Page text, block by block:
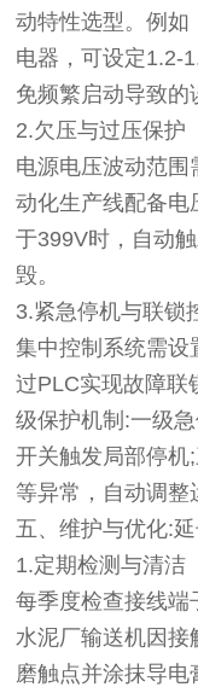
动特性选型。例如
电器，可设定1.2-
免频繁启动导致的
2.欠压与过压保护
电源电压波动范围
动化生产线配备电
于399V时，自动
毁。
3.紧急停机与联锁
集中控制系统需设
过PLC实现故障联
级保护机制:一级
开关触发局部停机
等异常，自动调整
五、维护与优化:
1.定期检测与清洁
每季度检查接线端
水泥厂输送机因接
磨触点并涂抹导电